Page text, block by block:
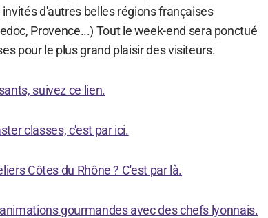
d'autres belles régions françaises
Provence...) Tout le week-end sera ponctué
pour le plus grand plaisir des visiteurs.
suivez ce lien.
classes, c'est par ici.
Côtes du Rhône ? C'est par là.
gourmandes avec des chefs lyonnais.